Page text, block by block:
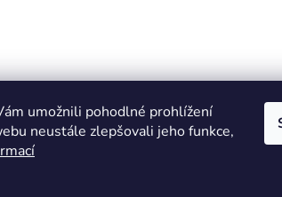
umožnili pohodlné prohlížení
neustále zlepšovali jeho funkce,
zajišťuje společnost X-VISION